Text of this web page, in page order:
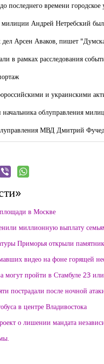
последнего времени
милиции Андрей Нетребский
дел Арсен Аваков, пишет
в рамках расследования
и украинскими
начальника облуправления
МВД Дмитрий
в Москве
миллионную выплату
Приморья открыли
видео на фоне горящей
могут пройти в Стамбуле 23
пострадали после ночной
в центре Владивостока
о лишении мандата